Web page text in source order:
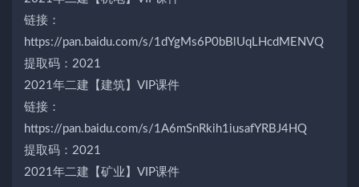
链接：
https://pan.baidu.com/s/1dYgMs6P0bBlUqLHcdMENVQ
提取码：2021
2021年二建【建筑】VIP课件
链接：
https://pan.baidu.com/s/1A6mSnRkih1iusafYRBJ4HQ
提取码：2021
2021年二建【矿业】VIP课件